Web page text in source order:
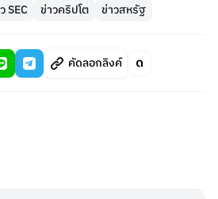
SEC ข่าวคริปโต ข่าวสหรัฐ
คัดลอกลิงค์